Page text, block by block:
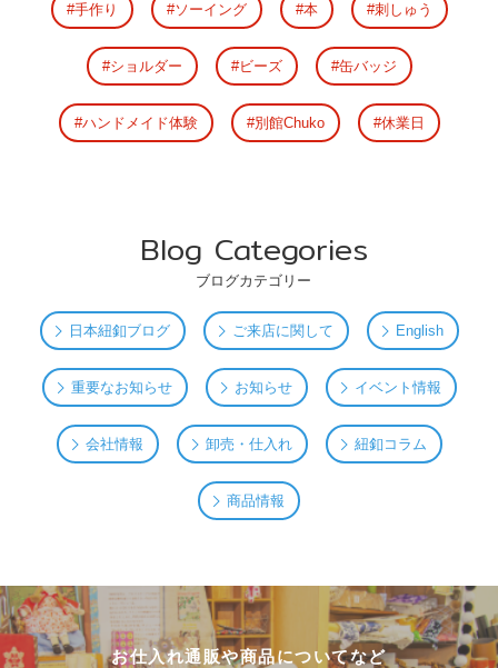
手作り ソーイング 本 刺しゅう
ショルダー ビーズ 缶バッジ
ハンドメイド体験 別館Chuko 休業日
Blog Categories
ブログカテゴリー
日本紐釦ブログ ご来店に関して English
重要なお知らせ お知らせ イベント情報
会社情報 卸売・仕入れ 紐釦コラム
商品情報
お仕入れ通販や商品についてなど